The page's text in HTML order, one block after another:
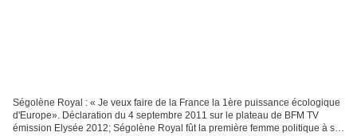
Ségolène Royal : « Je veux faire de la France la 1ère puissance écologique
d'Europe». Déclaration du 4 septembre 2011 sur le plateau de BFM TV
émission Elysée 2012; Ségolène Royal fût la première femme politique à se